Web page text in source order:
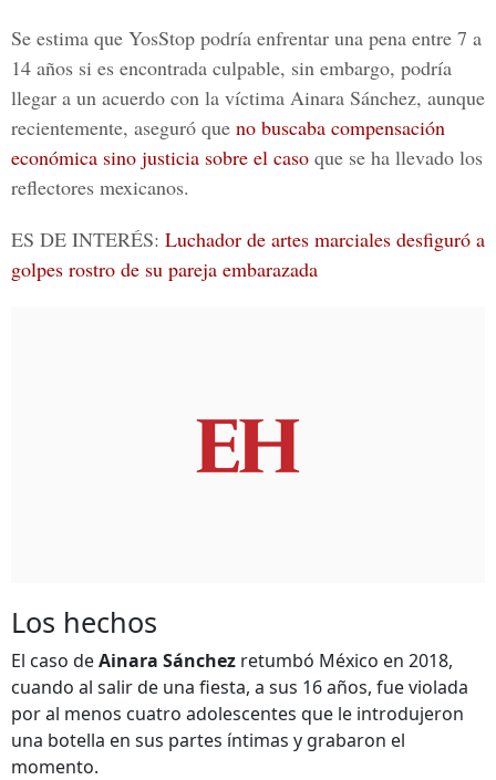
Se estima que YosStop podría enfrentar una pena entre 7 a
14 años si es encontrada culpable, sin embargo, podría
llegar a un acuerdo con la víctima Ainara Sánchez, aunque
recientemente, aseguró que no buscaba compensación
económica sino justicia sobre el caso que se ha llevado los
reflectores mexicanos.
ES DE INTERÉS: Luchador de artes marciales desfiguró a
golpes rostro de su pareja embarazada
Los hechos
El caso deAinara Sánchez retumbó México en 2018,
cuando al salir de una fiesta, a sus 16 años, fue violada
por al menos cuatro adolescentes que le introdujeron
una botella en sus partes íntimas y grabaron el
momento.